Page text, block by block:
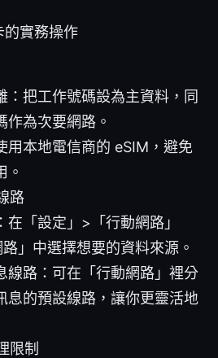
的實務操作
：把工作號碼設為主資料，同
作為次要網路。
用本地電信商的 eSIM，避免
。
路
在「設定」>「行動網路」
」中選擇想要的資料來源。
線路：可在「行動網路」裡分
息的預設線路，讓你更靈活地
限制